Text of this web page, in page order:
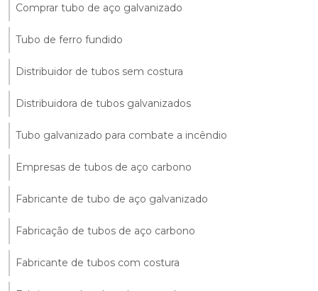
Comprar tubo de aço galvanizado
Tubo de ferro fundido
Distribuidor de tubos sem costura
Distribuidora de tubos galvanizados
Tubo galvanizado para combate a incêndio
Empresas de tubos de aço carbono
Fabricante de tubo de aço galvanizado
Fabricação de tubos de aço carbono
Fabricante de tubos com costura